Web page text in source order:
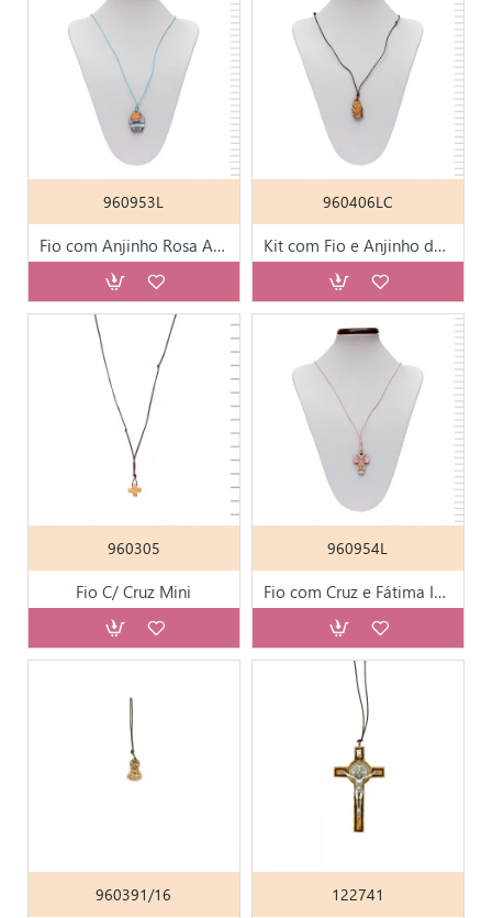
960953L
Fio com Anjinho Rosa Azul
960406LC
Kit com Fio e Anjinho de Madeira 02R
960305
Fio C/ Cruz Mini
960954L
Fio com Cruz e Fátima Infantil
960391/16 122741